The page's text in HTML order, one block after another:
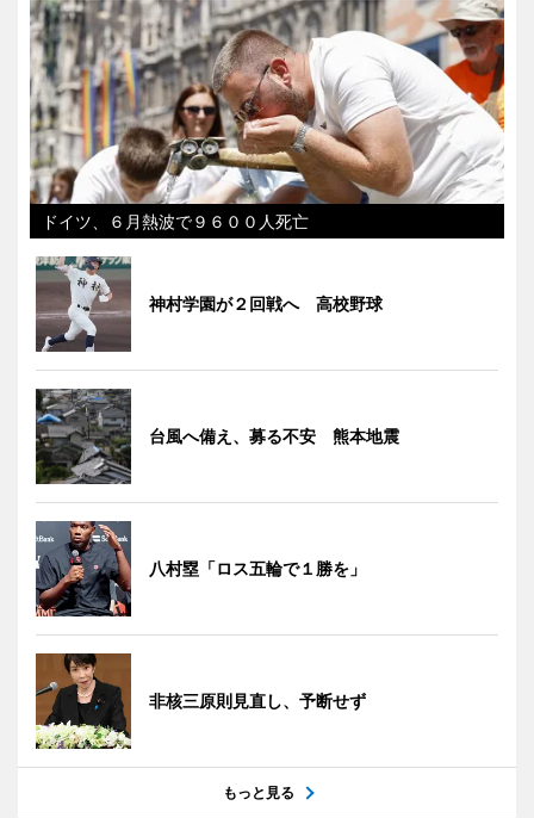
ドイツ、６月熱波で９６００人死亡
神村学園が２回戦へ 高校野球
台風へ備え、募る不安 熊本地震
八村塁「ロス五輪で１勝を」
非核三原則見直し、予断せず
もっと見る